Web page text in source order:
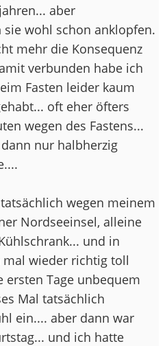
aber
wohl schon anklopfen.
mehr die Konsequenz
verbunden habe ich
Fasten leider kaum
oft eher öfters
wegen des Fastens...
nur halbherzig
wegen meinem
Nordseeinsel, alleine
und in
mal wieder richtig toll
ersten Tage unbequem
Mal tatsächlich
ein.... aber dann war
und ich hatte